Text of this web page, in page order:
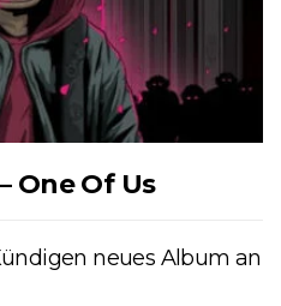
One Of Us
neues Album an